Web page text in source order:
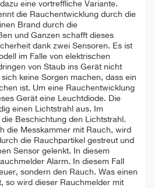
eine vortreffliche Variante.
die Rauchentwicklung durch die
Brand durch die
und Ganzen schafft dieses
dank zwei Sensoren. Es ist
im Falle von elektrischen
von Staub ins Gerät nicht
keine Sorgen machen, dass ein
ist. Um eine Rauchentwicklung
Gerät eine Leuchtdiode. Die
einen Lichtstrahl aus. Im
Beschichtung den Lichtstrahl.
die Messkammer mit Rauch, wird
die Rauchpartikel gestreut und
Sensor gelenkt. In diesem
Alarm. In diesem Fall
sondern den Rauch. Was einen
so wird dieser Rauchmelder mit